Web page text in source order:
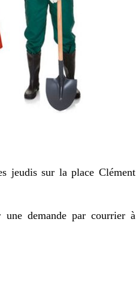
jeudis sur la place Clément
demande par courrier à